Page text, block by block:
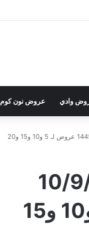
وادي عروض نون كوم
10/9/2023
الموافق 25 صفر 1445 عروض لـ 5 و10 و15